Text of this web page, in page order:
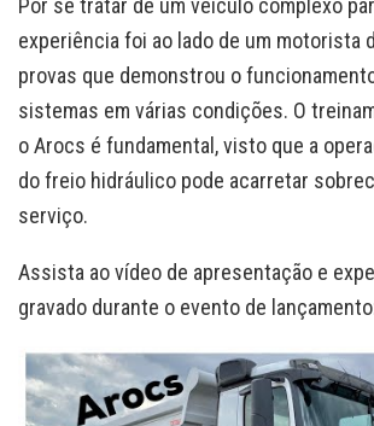
experiência foi ao lado de um motorista
provas que demonstrou o
sistemas em várias condições. O
o Arocs é fundamental, visto que a
do freio hidráulico pode acarretar
serviço.
Assista ao vídeo de apresentação e
gravado durante o evento de